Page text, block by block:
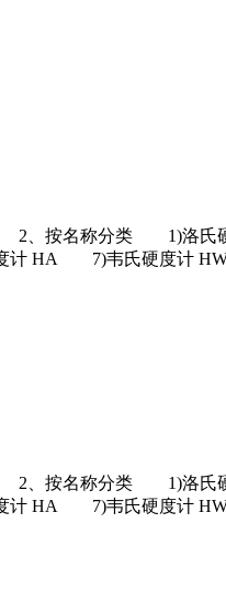
按名称分类 1)洛氏硬
HA 7)韦氏硬度计 HW
按名称分类 1)洛氏硬
HA 7)韦氏硬度计 HW